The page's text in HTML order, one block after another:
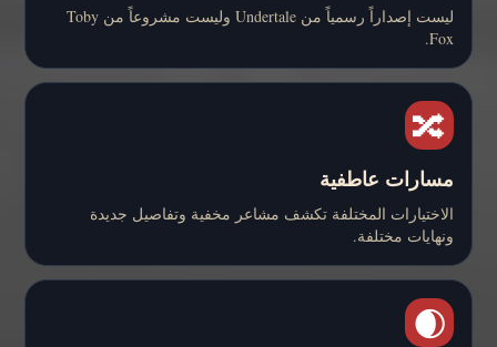
ليست إصداراً رسمياً من Undertale وليست مشروعاً من Toby
Fox.
🔀
مسارات عاطفية
الاختيارات المختلفة تكشف مشاعر مخفية وتفاصيل جديدة
ونهايات مختلفة.
🌒